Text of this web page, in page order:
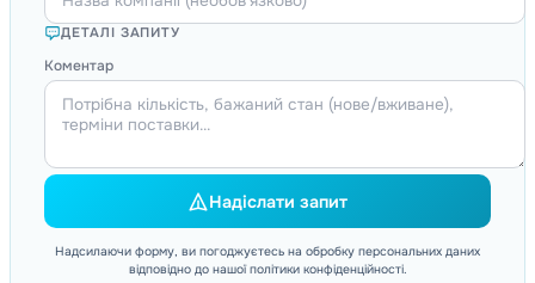
ДЕТАЛІ ЗАПИТУ
Коментар
Надіслати запит
Надсилаючи форму, ви погоджуєтесь на обробку персональних даних
відповідно до нашої політики конфіденційності.